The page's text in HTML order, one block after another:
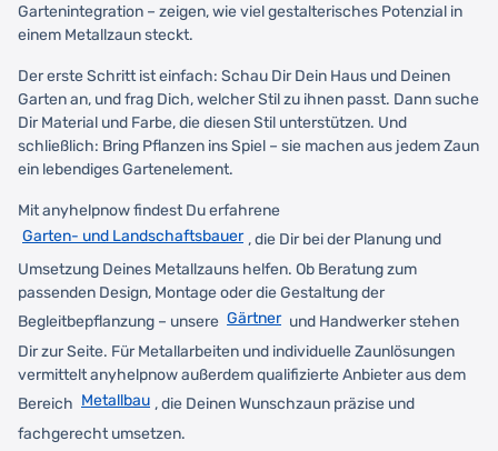
Gartenintegration – zeigen, wie viel gestalterisches Potenzial in
einem Metallzaun steckt.
Der erste Schritt ist einfach: Schau Dir Dein Haus und Deinen
Garten an, und frag Dich, welcher Stil zu ihnen passt. Dann suche
Dir Material und Farbe, die diesen Stil unterstützen. Und
schließlich: Bring Pflanzen ins Spiel – sie machen aus jedem Zaun
ein lebendiges Gartenelement.
Mit anyhelpnow findest Du erfahrene
Garten- und Landschaftsbauer , die Dir bei der Planung und
Umsetzung Deines Metallzauns helfen. Ob Beratung zum
passenden Design, Montage oder die Gestaltung der
Begleitbepflanzung – unsere Gärtner und Handwerker stehen
Dir zur Seite. Für Metallarbeiten und individuelle Zaunlösungen
vermittelt anyhelpnow außerdem qualifizierte Anbieter aus dem
Bereich Metallbau , die Deinen Wunschzaun präzise und
fachgerecht umsetzen.